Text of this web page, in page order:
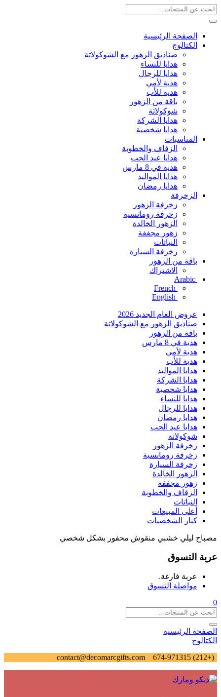
الصفحة الرئيسية
الكتالوج
صناديق الزهور مع الشوكولاتة
هدايا للنساء
هدايا للرجال
هدية لأمي
هدية للأب
باقة من الزهور
شوكولاتة
هدايا الشركة
هدايا شخصية
المناسبات
الزفاف والخطوبة
هدايا عيد الحب
هدية في 8 مارس
هدايا المواليد
هدايا رمضان
الزخرفة
زخرفة الزهور
زخرفة رومانسية
الزهور الخالدة
زهور مجففة
النباتات
زخرفة السيارة
باقة من الزهور
الاشتراك
Arabic
French
English
عروض العام الجديد 2026
صناديق الزهور مع الشوكولاتة
باقة من الزهور
هدية في 8 مارس
هدية لأمي
هدية للأب
هدايا المواليد
هدايا الشركة
هدايا شخصية
هدايا للنساء
هدايا للرجال
هدايا رمضان
هدايا عيد الحب
شوكولاتة
زخرفة الزهور
زخرفة رومانسية
زخرفة السيارة
الزهور الخالدة
زهور مجففة
الزفاف والخطوبة
النباتات
أعلى المبيعات
كبار الشخصيات
مصباح ليلي خشبي منقوش محفور بشكل شخصي
عربة التسوق
عربة فارغة.
مواصلة التسوق
0
الصفحة الرئيسية
الكتالوج
(+212) 674-971315
contact@decomarcgifts.com